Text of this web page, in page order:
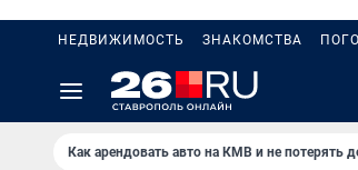
НЕДВИЖИМОСТЬ ЗНАКОМСТВА
Как арендовать авто на КМВ и не потерять